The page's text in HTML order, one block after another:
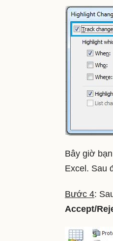
Bây giờ
Excel. Sau
Bước 4:
Accept/